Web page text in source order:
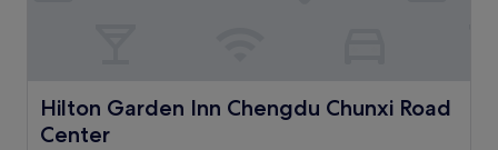
Hilton Garden Inn Chengdu Chunxi Road
Center
Hilton Garden Inn Chengdu Chunxi Road Center